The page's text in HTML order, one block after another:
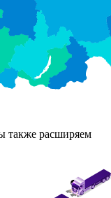
также расширяем